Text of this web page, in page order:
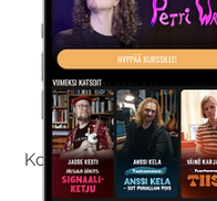
Kokeilemalla